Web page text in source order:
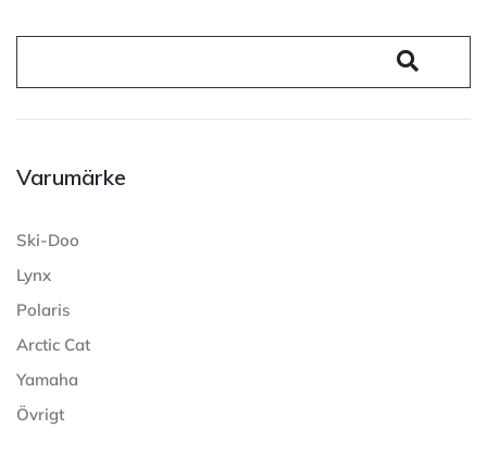
Varumärke
Ski-Doo
Lynx
Polaris
Arctic Cat
Yamaha
Övrigt